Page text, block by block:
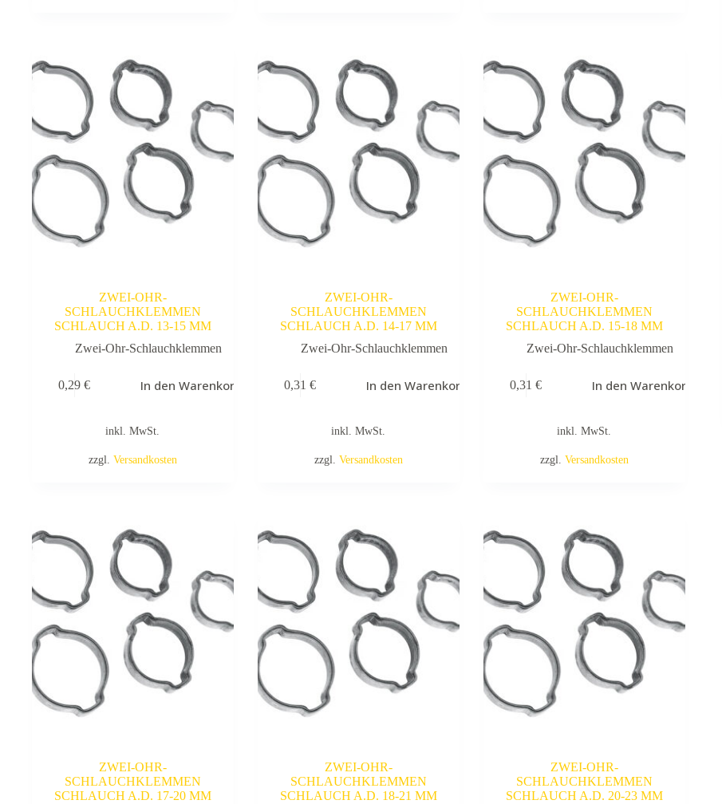
ZWEI-OHR-
SCHLAUCHKLEMMEN
SCHLAUCH A.D. 13-15 MM
Zwei-Ohr-Schlauchklemmen
0,29€ In den Warenkorb
inkl. MwSt.
zzgl. Versandkosten
ZWEI-OHR-
SCHLAUCHKLEMMEN
SCHLAUCH A.D. 14-17 MM
Zwei-Ohr-Schlauchklemmen
0,31€ In den Warenkorb
inkl. MwSt.
zzgl. Versandkosten
ZWEI-OHR-
SCHLAUCHKLEMMEN
SCHLAUCH A.D. 15-18 MM
Zwei-Ohr-Schlauchklemmen
0,31€ In den Warenkorb
inkl. MwSt.
zzgl. Versandkosten
ZWEI-OHR-
SCHLAUCHKLEMMEN
SCHLAUCH A.D. 17-20 MM
ZWEI-OHR-
SCHLAUCHKLEMMEN
SCHLAUCH A.D. 18-21 MM
ZWEI-OHR-
SCHLAUCHKLEMMEN
SCHLAUCH A.D. 20-23 MM